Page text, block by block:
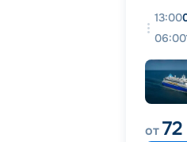
13:00
06:00
от72